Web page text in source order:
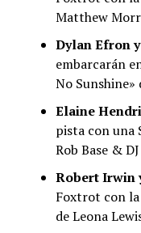
Matthew
Dylan Efron
embarcarán
No
Elaine
pista con una
Rob Base &
Robert Irwin
Foxtrot con
de Leona